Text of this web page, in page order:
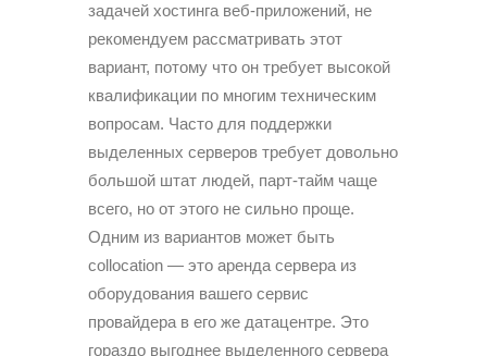
задачей хостинга веб-приложений, не
рекомендуем рассматривать этот
вариант, потому что он требует высокой
квалификации по многим техническим
вопросам. Часто для поддержки
выделенных серверов требует довольно
большой штат людей, парт-тайм чаще
всего, но от этого не сильно проще.
Одним из вариантов может быть
collocation — это аренда сервера из
оборудования вашего сервис
провайдера в его же датацентре. Это
гораздо выгоднее выделенного сервера